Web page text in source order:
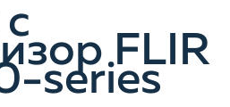
FLIR
series